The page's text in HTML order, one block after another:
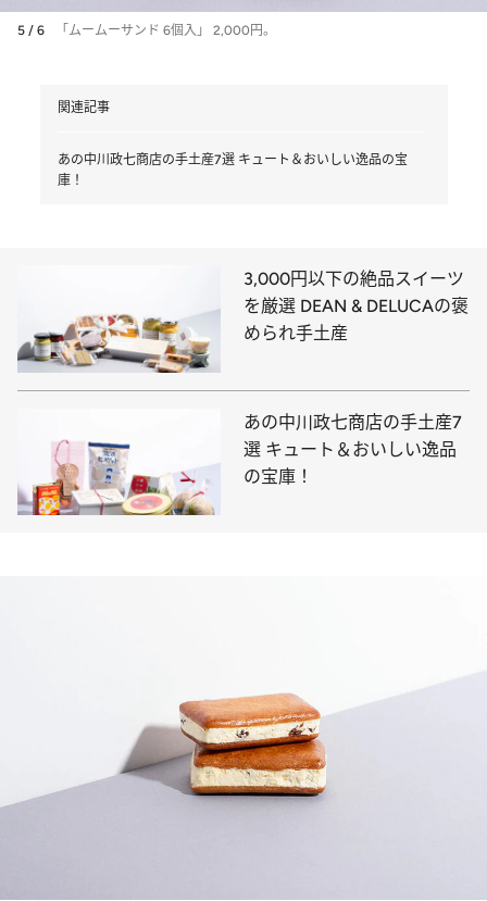
5 / 6 「ムームーサンド 6個入」 2,000円。
関連記事
あの中川政七商店の手土産7選 キュート＆おいしい逸品の宝
庫！
3,000円以下の絶品スイーツ
を厳選 DEAN & DELUCAの褒
められ手土産
あの中川政七商店の手土産7
選 キュート＆おいしい逸品
の宝庫！